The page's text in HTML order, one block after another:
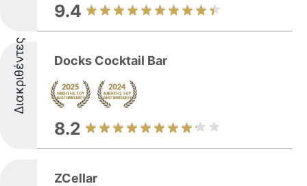
9.4
Διακριθέντες Docks Cocktail Bar
8.2
ZCellar